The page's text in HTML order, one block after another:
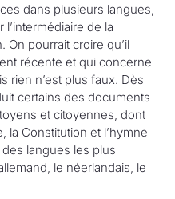
dans plusieurs langues,
de la
On pourrait croire qu’il
récente et qui concerne
rien n’est plus faux. Dès
certains des documents
et citoyennes, dont
la Constitution et l’hymne
langues les plus
le néerlandais, le